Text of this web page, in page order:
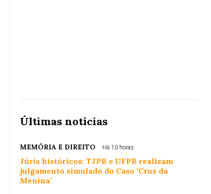
Últimas notícias
MEMÓRIA E DIREITO Há 10 horas
Júris históricos: TJPB e UFPB realizam
julgamento simulado do Caso ‘Cruz da
Menina’